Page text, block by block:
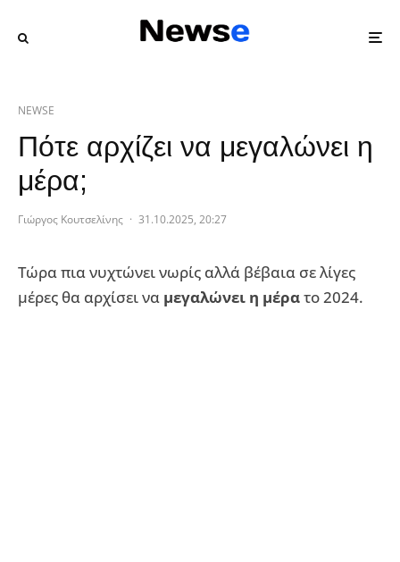
NEWSE
Πότε αρχίζει να μεγαλώνει η
μέρα;
Γιώργος Κουτσελίνης · 31.10.2025, 20:27
Τώρα πια νυχτώνει νωρίς αλλά βέβαια σε λίγες
μέρες θα αρχίσει να μεγαλώνει η μέρατο 2024.